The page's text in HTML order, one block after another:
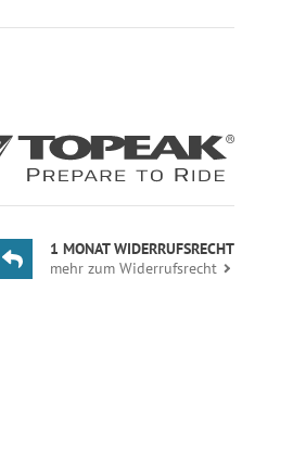
1 MONAT WIDERRUFSRECHT
mehr zum Widerrufsrecht